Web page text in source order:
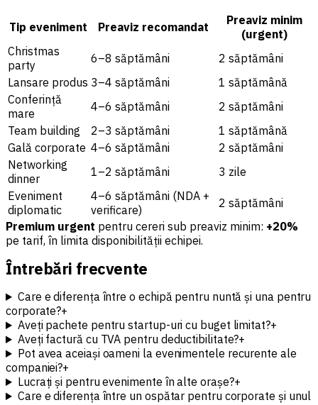
Tip eveniment Preaviz recomandat
Preaviz minim
(urgent)
Christmas
party
6–8 săptămâni
2 săptămâni
Lansare produs 3–4 săptămâni
1 săptămână
Conferință
mare
4–6 săptămâni
2 săptămâni
Team building
2–3 săptămâni
1 săptămână
Gală corporate 4–6 săptămâni
2 săptămâni
Networking
dinner
1–2 săptămâni
3 zile
Eveniment
diplomatic
4–6 săptămâni (NDA +
verificare)
2 săptămâni
Premium urgent pentru cereri sub preaviz minim: +20%
pe tarif, în limita disponibilității echipei.
Întrebări frecvente
Care e diferența între o echipă pentru nuntă și una pentru
corporate?+
Aveți pachete pentru startup-uri cu buget limitat?+
Aveți factură cu TVA pentru deductibilitate?+
Pot avea aceiași oameni la evenimentele recurente ale
companiei?+
Lucrați și pentru evenimente în alte orașe?+
Care e diferența între un ospătar pentru corporate și unul